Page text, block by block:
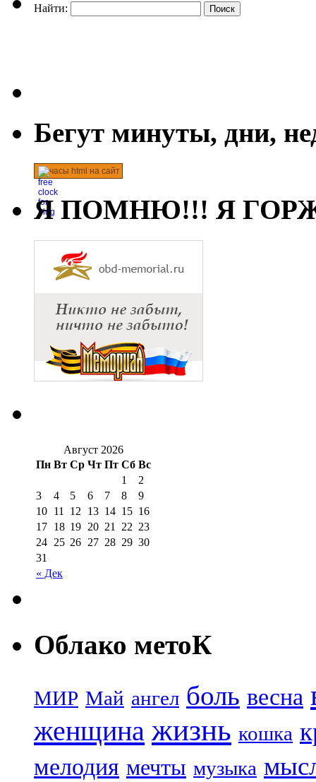
Найти:
Бегут минуты, дни,
часы html на сайт
Я ПОМНЮ!!! Я
Август 2026
Пн Вт Ср Чт Пт Сб Вс
« Дек
1
2
3
4 5 6 7 8
9
10 11 12 13 14 15 16
17 18 19 20 21 22 23
24 25 26 27 28 29 30
31
Облако метоК
МИР Май ангел боль весна
женщина жизнь кошка
мелодия мечты музыка